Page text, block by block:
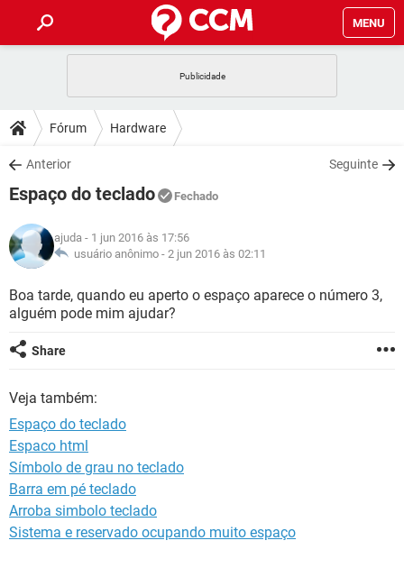
MENU
CELULAR
OUTLOOK
INSTAGRAM GMAIL
GUIA DE COMPRAS
DICAS
JOGOS
INSTAGRAM
GUIA DE COMPRAS
DOWNLOADS
JOGOS WHATSAPP
CELULAR
OUTLOOK EXCEL
INSTAGRAM
GUIA DE COMPRAS
FÓRUM
JOGOS
CELULAR
OUTLOOK EXCEL
GLOSSÁRIO
CELULAR
OUTLOOK
GUIA DE COMPRAS
Fórum Hardware
Anterior Seguinte
Espaço do teclado Fechado
ajuda - 1 jun 2016 às 17:56
usuário anônimo - 2 jun 2016 às 02:11
Boa tarde, quando eu aperto o espaço aparece o número 3,
alguém pode mim ajudar?
Share
Veja também:
Espaço do teclado
Espaco html
Símbolo de grau no teclado
Barra em pé teclado
Arroba simbolo teclado
Sistema e reservado ocupando muito espaço